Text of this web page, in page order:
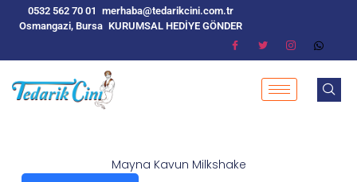
0532 562 70 01 merhaba@tedarikcini.com.tr
Osmangazi, Bursa KURUMSAL HEDİYE GÖNDER
Mayna Kavun Milkshake